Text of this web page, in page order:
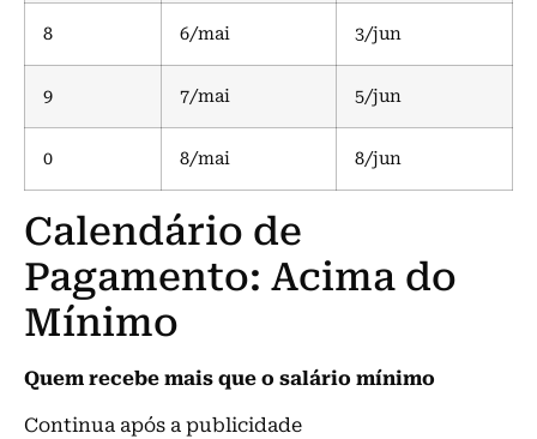
8 6/mai 3/jun
9 7/mai 5/jun
0 8/mai 8/jun
Calendário de
Pagamento: Acima do
Mínimo
Quem recebe mais que o salário mínimo
Continua após a publicidade